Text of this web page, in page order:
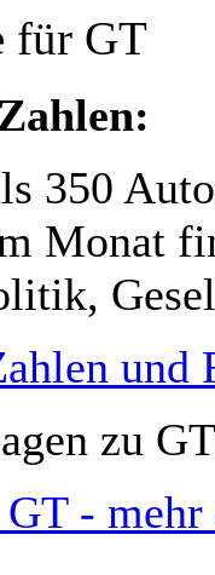
für GT
350
Monat
und
zu
- mehr